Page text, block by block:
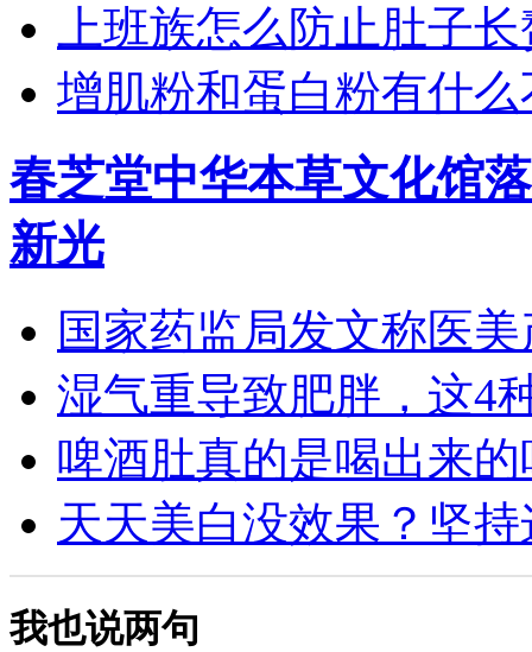
上班族怎么防止肚子
增肌粉和蛋白粉有什么
春芝堂中华本草文化馆
新光
国家药监局发文称医
湿气重导致肥胖，这4
啤酒肚真的是喝出来的
天天美白没效果？坚持
我也说两句